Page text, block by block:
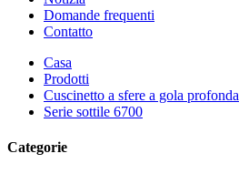
Domande frequenti
Contatto
Casa
Prodotti
Cuscinetto a sfere a gola profonda
Serie sottile 6700
Categorie